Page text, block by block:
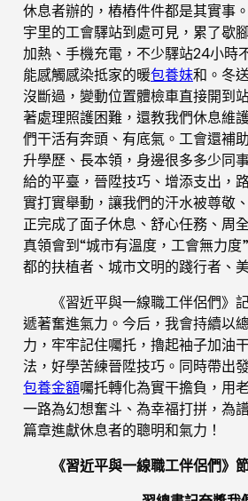
休息者辦的，樁樁件件都是其實事
宇里的工會驛站到處可見，累了歇
加熱、手機充電，不少驛站24小時
能感觸感染抵家的暖包養妹和。冬
沒斷過，變動位置體檢車直接開到
著處理照護困難，還教我們休息維
們干活有奔頭、有底氣。工會還補
升學歷、長本領，身邊很多多少同
給的平臺，晉陞技巧、增添支出，
實打實舉動，讓我們的汗水被尊敬
正完成了面子休息、舒心任務、周
真領會到“城市有溫度，工會無力度
都的扶植者、城市文明的踐行者、
《習近平與一線職工伴侶們》
遞著奮進氣力。今后，我會持續以
力，牢牢記住囑托，擼起袖子加油
法，好學苦練晉陞技巧。同時帶出
包養金額囑托轉化為實干擔負，用
一路為幻想奮斗、為幸福打拼，為
篇章進獻休息者的聰明和氣力！
《習近平與一線職工伴侶們》